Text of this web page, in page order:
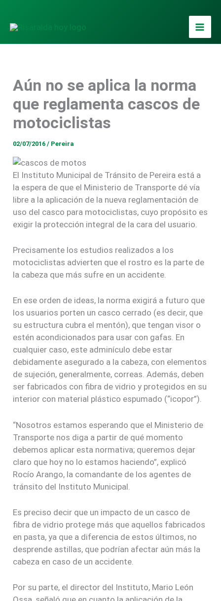
contenido
Aún no se aplica la norma
que reglamenta cascos de
motociclistas
02/07/2016/ Pereira
El Instituto Municipal de Tránsito de Pereira está a
la espera de que el Ministerio de Transporte dé vía
libre a la aplicación de la nueva reglamentación de
uso del casco para motociclistas, cuyo propósito es
exigir la protección integral de la cara del usuario.
Precisamente los estudios realizados a los
motociclistas advierten que el rostro es la parte de
la cabeza que más sufre en un accidente.
En ese orden de ideas, la norma exigirá a futuro que
los usuarios porten un casco cerrado (es decir, que
su estructura cubra el mentón), que tengan visor o
estén acondicionados para usar con gafas. En
cualquier caso, este adminículo debe estar
debidamente asegurado a la cabeza, con elementos
de sujeción, generalmente, correas. Además, deben
ser fabricados con fibra de vidrio y protegidos en su
interior con material plástico espumado (“icopor”).
“Nosotros estamos esperando que el Ministerio de
Transporte nos diga a partir de qué momento
debemos aplicar esta normativa; queremos dejar
claro que hoy no lo estamos haciendo”, explicó
Rocío Arango, la comandante de los agentes de
tránsito del Instituto Municipal.
Es preciso decir que un impacto de un casco de
fibra de vidrio protege más que aquellos fabricados
en pasta, ya que a diferencia de estos últimos, no
desprende astillas, que podrían afectar aún más la
cabeza en caso de un accidente.
Por su parte, el director del Instituto, Mario León